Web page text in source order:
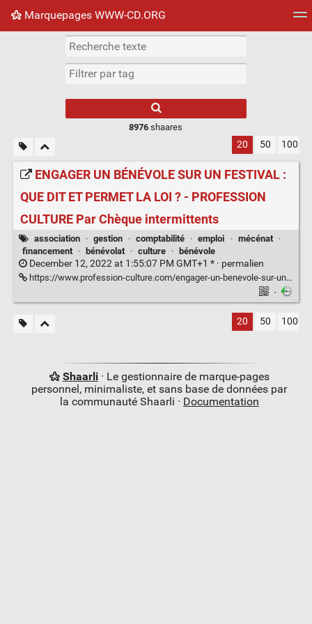
Marquepages WWW-CD.ORG
Nuage de tags Mur d'images
8976 shaares
20 50 100
ENGAGER UN BÉNÉVOLE SUR UN FESTIVAL :
QUE DIT ET PERMET LA LOI ? - PROFESSION
CULTURE Par Chèque intermittents
association · gestion · comptabilité · emploi · mécénat
·
financement
· bénévolat · culture · bénévole
December 12, 2022 at 1:55:07 PM GMT+1 * · permalien
https://www.profession-culture.com/engager-un-benevole-sur-un-festival-que-dit-et-permet-la-loi/
·
20 50 100
Shaarli· Le gestionnaire de marque-pages
personnel, minimaliste, et sans base de données par
la communauté Shaarli · Documentation